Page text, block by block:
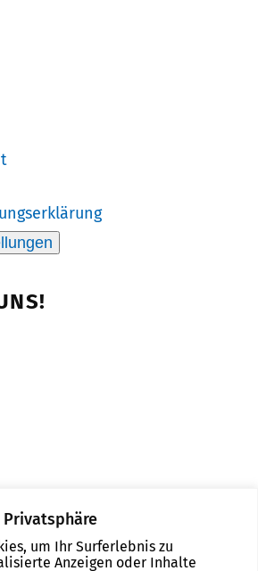
um Ihr Surferlebnis zu
Anzeigen oder Inhalte